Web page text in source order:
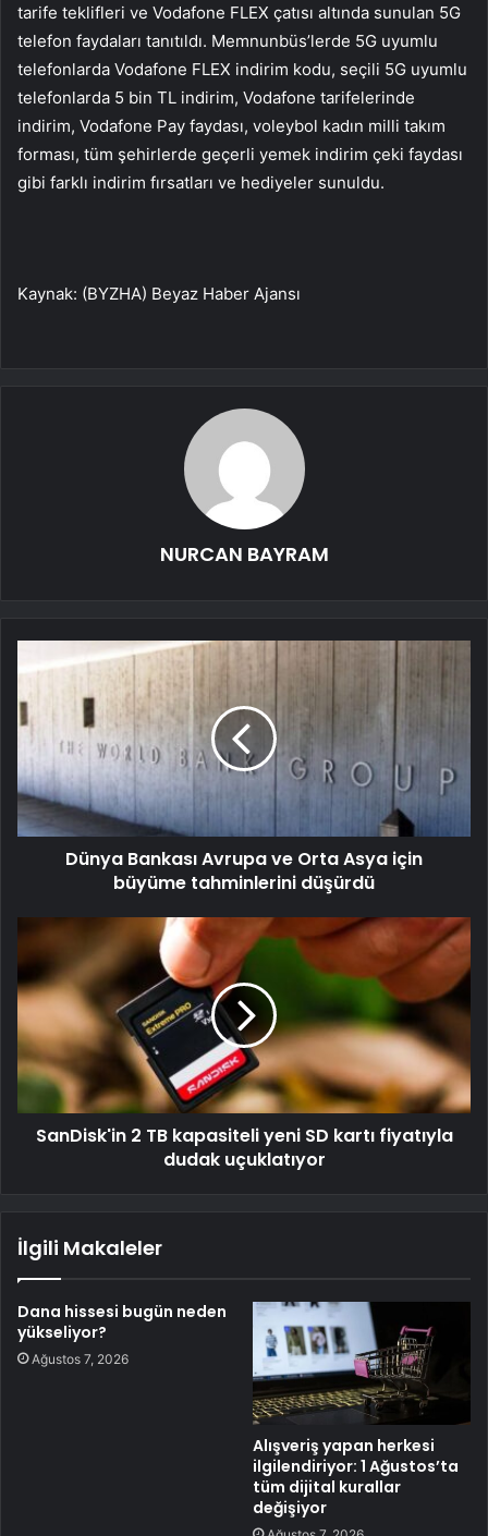
tarife teklifleri ve Vodafone FLEX çatısı altında sunulan 5G
telefon faydaları tanıtıldı. Memnunbüs’lerde 5G uyumlu
telefonlarda Vodafone FLEX indirim kodu, seçili 5G uyumlu
telefonlarda 5 bin TL indirim, Vodafone tarifelerinde
indirim, Vodafone Pay faydası, voleybol kadın milli takım
forması, tüm şehirlerde geçerli yemek indirim çeki faydası
gibi farklı indirim fırsatları ve hediyeler sunuldu.
Kaynak: (BYZHA) Beyaz Haber Ajansı
NURCAN BAYRAM
Dünya Bankası Avrupa ve Orta Asya için
büyüme tahminlerini düşürdü
SanDisk'in 2 TB kapasiteli yeni SD kartı fiyatıyla
dudak uçuklatıyor
İlgili Makaleler
Dana hissesi bugün neden
yükseliyor?
Ağustos 7, 2026
Alışveriş yapan herkesi
ilgilendiriyor: 1 Ağustos’ta
tüm dijital kurallar
değişiyor